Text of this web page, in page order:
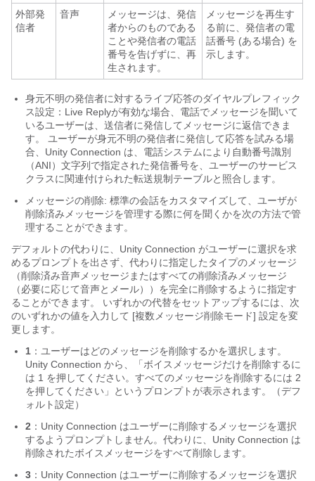
外部発
信者
音声
メッセージは、発信
者からのものである
ことや発信者の電話
番号を告げずに、再
生されます。
メッセージを再生す
る前に、発信者の電
話番号 (ある場合) を
示します。
身元不明の発信者に対するライブ応答のダイヤルプレフィック
ス設定：Live Replyが有効な場合、電話でメッセージを聞いて
いるユーザーは、送信者に発信してメッセージに返信できま
す。 ユーザーが身元不明の発信者に発信して応答を試みる場
合、Unity Connection は、電話システムにより自動番号識別
（ANI）文字列で指定された発信番号を、ユーザーのサービス
クラスに関連付けられた転送規制テーブルと照合します。
メッセージの削除: 標準の会話をカスタマイズして、ユーザが
削除済みメッセージを管理する際に何を聞くかを次の方法で管
理することができます。
デフォルトの代わりに、Unity Connection がユーザーに選択を求
めるプロンプトを出さず、代わりに指定したタイプのメッセージ
（削除済み音声メッセージまたはすべての削除済みメッセージ
（必要に応じて音声とメール））を完全に削除するように指定す
ることができます。 いずれかの代替をセットアップするには、次
のいずれかの値を入力して [複数メッセージ削除モード] 設定を変
更します。
1 ：ユーザーはどのメッセージを削除するかを選択します。
Unity Connection から、「ボイスメッセージだけを削除するに
は 1 を押してください。すべてのメッセージを削除するには 2
を押してください」というプロンプトが表示されます。（デフ
ォルト設定）
2 ：Unity Connection はユーザーに削除するメッセージを選択
するようプロンプトしません。代わりに、Unity Connection は
削除されたボイスメッセージをすべて削除します。
3 ：Unity Connection はユーザーに削除するメッセージを選択